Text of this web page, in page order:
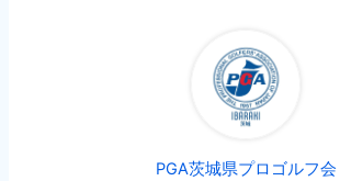
PGA茨城県プロゴルフ会